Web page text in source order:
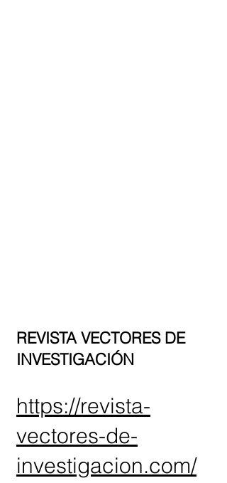
REVISTA VECTORES DE
INVESTIGACIÓN
https://revista-
vectores-de-
investigacion.com/